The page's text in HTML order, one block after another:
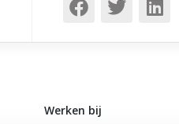
Werken bij